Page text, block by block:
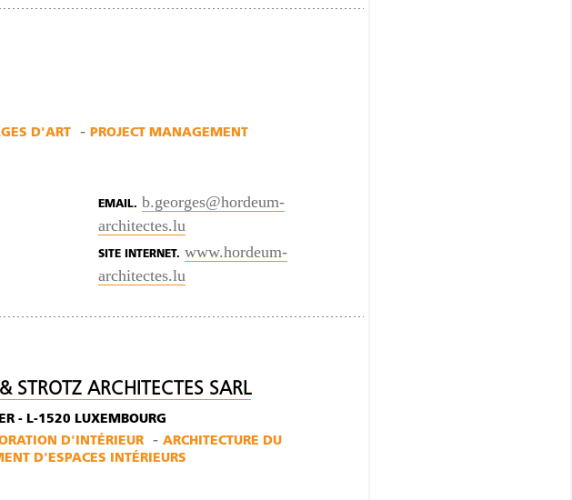
D'ART
PROJECT MANAGEMENT
EMAIL. b.georges@hordeum-
architectes.lu
SITE INTERNET. www.hordeum-
architectes.lu
STROTZ ARCHITECTES SARL
- L-1520 LUXEMBOURG
D'INTÉRIEUR
ARCHITECTURE DU
D'ESPACES INTÉRIEURS